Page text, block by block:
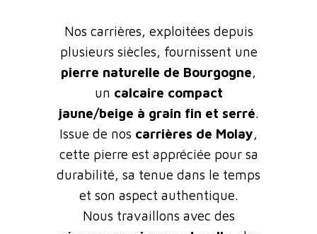
Nos carrières, exploitées depuis
plusieurs siècles, fournissent une
pierre naturelle de Bourgogne,
un calcaire compact
jaune/beige à grain fin et serré.
Issue de nos carrières de Molay,
cette pierre est appréciée pour sa
durabilité, sa tenue dans le temps
et son aspect authentique.
Nous travaillons avec des